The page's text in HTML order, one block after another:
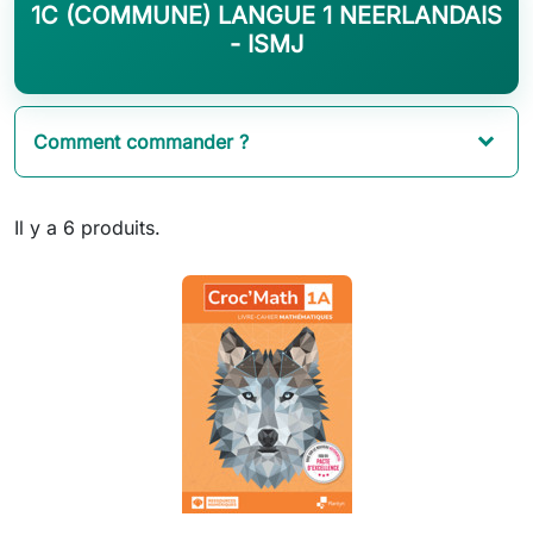
1C (COMMUNE) LANGUE 1 NEERLANDAIS
- ISMJ
Comment commander ?
Il y a 6 produits.